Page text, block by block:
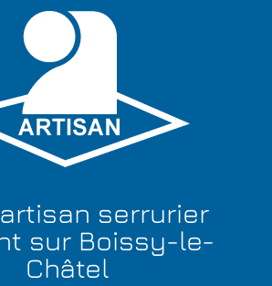
serrurier
sur Boissy-le-
Châtel